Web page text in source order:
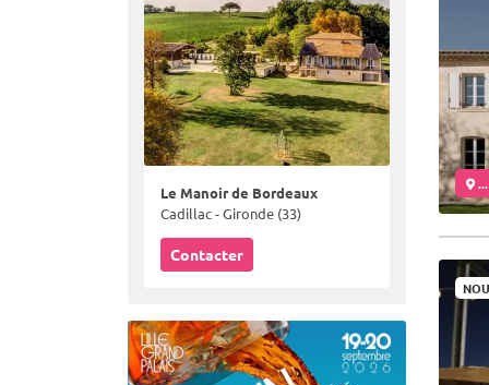
Le Manoir de Bordeaux
Cadillac - Gironde (33)
Contacter
...